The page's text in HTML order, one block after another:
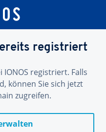
registriert
registriert. Falls
können Sie sich jetzt
zugreifen.